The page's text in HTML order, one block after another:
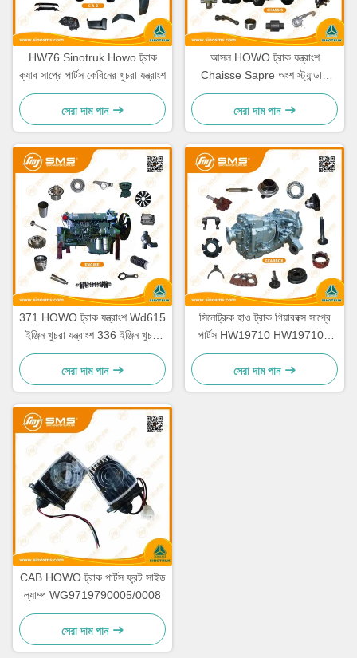
HW76 Sinotruk Howo ট্রাক
ক্যাব সাপ্রে পার্টস কেবিনের খুচরা যন্ত্রাংশ
সেরা দাম পান
আসল HOWO ট্রাক যন্ত্রাংশ
Chaisse Sapre অংশ স্ট্যান্ডার্ড
আকার
সেরা দাম পান
371 HOWO ট্রাক যন্ত্রাংশ Wd615
ইঞ্জিন খুচরা যন্ত্রাংশ 336 ইঞ্জিন খুচরা
যন্ত্রাংশ
সেরা দাম পান
সিনোট্রুক হাও ট্রাক গিয়ারবক্স সাপ্রে
পার্টস HW19710 HW19710T
HW19712
সেরা দাম পান
CAB HOWO ট্রাক পার্টস ফ্রন্ট সাইড
ল্যাম্প WG9719790005/0008
সেরা দাম পান